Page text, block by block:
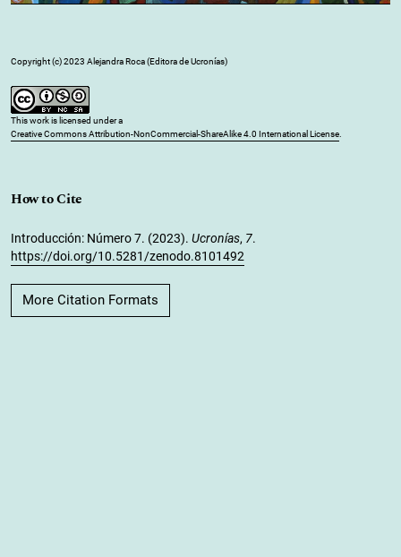
Copyright (c) 2023 Alejandra Roca (Editora de Ucronías)
This work is licensed under a
Creative Commons Attribution-NonCommercial-ShareAlike 4.0 International License
How to Cite
Introducción: Número 7. (2023). Ucronías, 7.
https://doi.org/10.5281/zenodo.8101492
More Citation Formats